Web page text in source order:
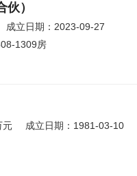
）
成立日期：2023-09-27
1309房
元
成立日期：1981-03-10